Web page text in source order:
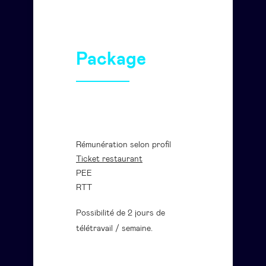
Package
Rémunération selon profil
Ticket restaurant
PEE
RTT
Possibilité de 2 jours de
télétravail / semaine.